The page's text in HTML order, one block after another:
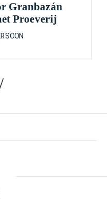
Granbazán
Proeverij